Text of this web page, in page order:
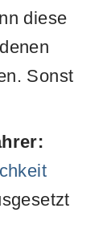
diese
Sonst